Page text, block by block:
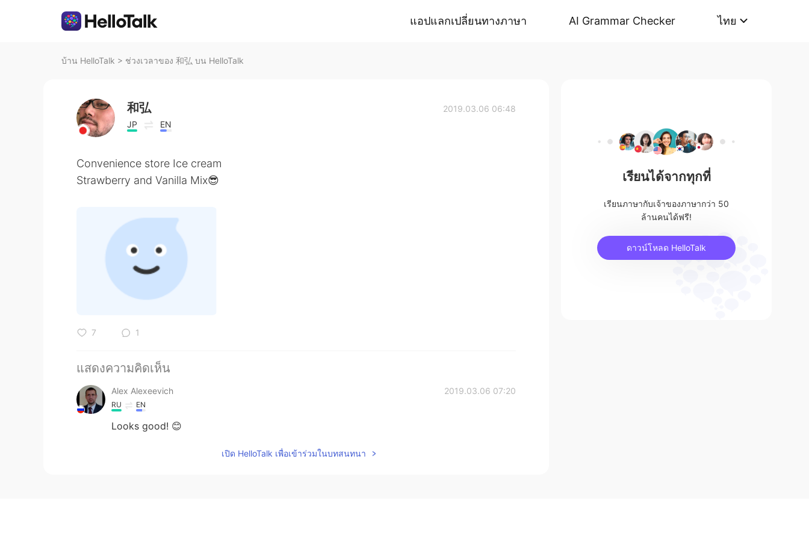
แอปแลกเปลี่ยนทางภาษา AI Grammar Checker ไทย
บ้าน HelloTalk > ช่วงเวลาของ 和弘 บน HelloTalk
和弘
JP EN
2019.03.06 06:48
Convenience store Ice cream
Strawberry and Vanilla Mix😎
7 1
แสดงความคิดเห็น
Alex Alexeevich 2019.03.06 07:20
RU EN
Looks good! 😊
เปิด HelloTalk เพื่อเข้าร่วมในบทสนทนา
เรียนได้จากทุกที่
เรียนภาษากับเจ้าของภาษากว่า 50
ล้านคนได้ฟรี!
ดาวน์โหลด HelloTalk